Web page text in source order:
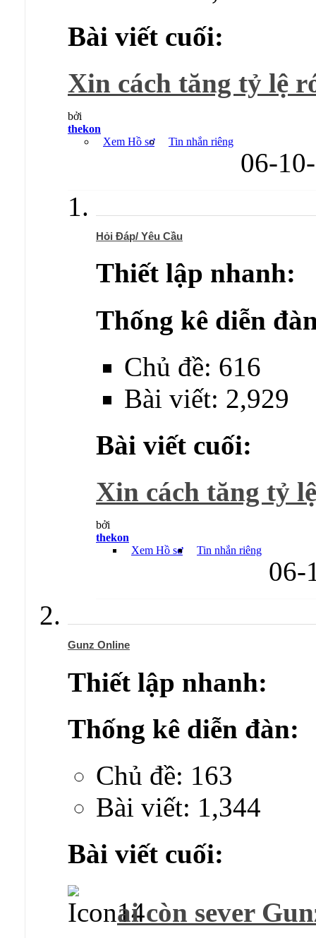
Bài viết cuối:
Xin cách tăng tỷ lệ
bởi
thekon
Xem Hồ sơ
Tin nhắn riêng
06-
Hỏi Đáp/ Yêu Cầu
Thiết lập nhanh:
Thống kê diễn
Chủ đề: 616
Bài viết: 2,929
Bài viết cuối:
Xin cách tăng tỷ
bởi
thekon
Xem Hồ sơ
Tin nhắn riêng
06-
Gunz Online
Thiết lập nhanh:
Thống kê diễn đàn:
Chủ đề: 163
Bài viết: 1,344
Bài viết cuối:
ai còn sever